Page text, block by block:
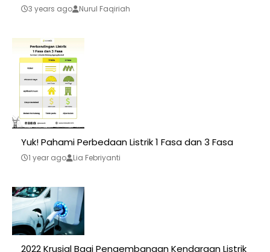
3 years ago Nurul Faqiriah
Yuk! Pahami Perbedaan Listrik 1 Fasa dan 3 Fasa
1 year ago Lia Febriyanti
2022 Krusial Bagi Pengembangan Kendaraan Listrik